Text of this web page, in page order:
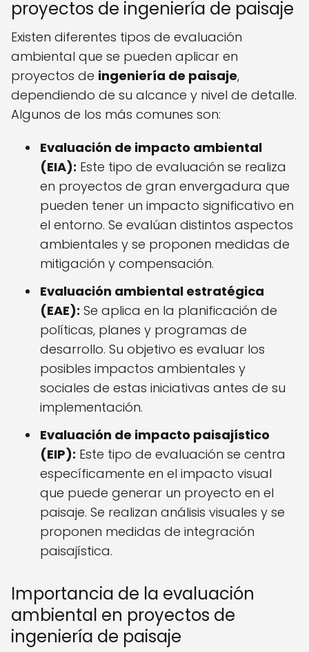
proyectos de ingeniería de paisaje
Existen diferentes tipos de evaluación
ambiental que se pueden aplicar en
proyectos de ingeniería de paisaje,
dependiendo de su alcance y nivel de detalle.
Algunos de los más comunes son:
Evaluación de impacto ambiental
(EIA): Este tipo de evaluación se realiza
en proyectos de gran envergadura que
pueden tener un impacto significativo en
el entorno. Se evalúan distintos aspectos
ambientales y se proponen medidas de
mitigación y compensación.
Evaluación ambiental estratégica
(EAE): Se aplica en la planificación de
políticas, planes y programas de
desarrollo. Su objetivo es evaluar los
posibles impactos ambientales y
sociales de estas iniciativas antes de su
implementación.
Evaluación de impacto paisajístico
(EIP): Este tipo de evaluación se centra
específicamente en el impacto visual
que puede generar un proyecto en el
paisaje. Se realizan análisis visuales y se
proponen medidas de integración
paisajística.
Importancia de la evaluación
ambiental en proyectos de
ingeniería de paisaje